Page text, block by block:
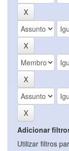
Adicionar
Utilizar filtros